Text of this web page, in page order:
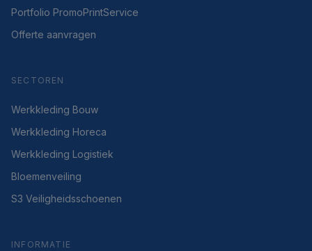
Portfolio PromoPrintService
Offerte aanvragen
SECTOREN
Werkkleding Bouw
Werkkleding Horeca
Werkkleding Logistiek
Bloemenveiling
S3 Veiligheidsschoenen
INFORMATIE